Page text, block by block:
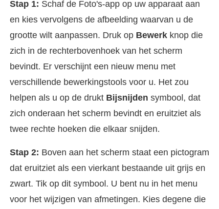
Stap 1: Schaf de Foto's-app op uw apparaat aan
en kies vervolgens de afbeelding waarvan u de
grootte wilt aanpassen. Druk op Bewerk knop die
zich in de rechterbovenhoek van het scherm
bevindt. Er verschijnt een nieuw menu met
verschillende bewerkingstools voor u. Het zou
helpen als u op de drukt Bijsnijden symbool, dat
zich onderaan het scherm bevindt en eruitziet als
twee rechte hoeken die elkaar snijden.
Stap 2: Boven aan het scherm staat een pictogram
dat eruitziet als een vierkant bestaande uit grijs en
zwart. Tik op dit symbool. U bent nu in het menu
voor het wijzigen van afmetingen. Kies degene die